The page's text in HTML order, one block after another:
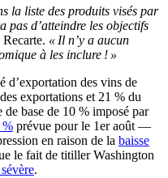
la liste des produits visés par
pas d’atteindre les objectifs
« Il n’y a aucun
à les inclure ! »
d’exportation des vins de
exportations et 21 % du
base de 10 % imposé par
% prévue pour le 1er août —
en raison de la baisse
le fait de titiller Washington
.